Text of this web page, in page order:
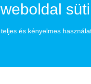
is az ipari cégek a
az előző negyedévhez
és kényelmes